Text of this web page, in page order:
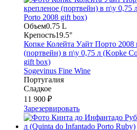
Объем0.75 L
Крепость19.5°
Копке Колейта Уайт Порто 2008
(портвейн) в п\у 0,75 л (Kopke
gift box)
Sogevinus Fine Wine
Португалия
Сладкое
11 900 ₽
Зарезервировать